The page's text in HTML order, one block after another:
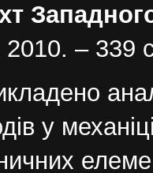
2010. – 339
у